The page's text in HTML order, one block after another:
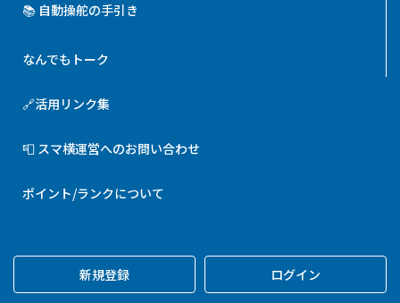
📚 自動操舵の手引き
なんでもトーク
🔗活用リンク集
📮 スマ横運営へのお問い合わせ
ポイント/ランクについて
新規登録 ログイン